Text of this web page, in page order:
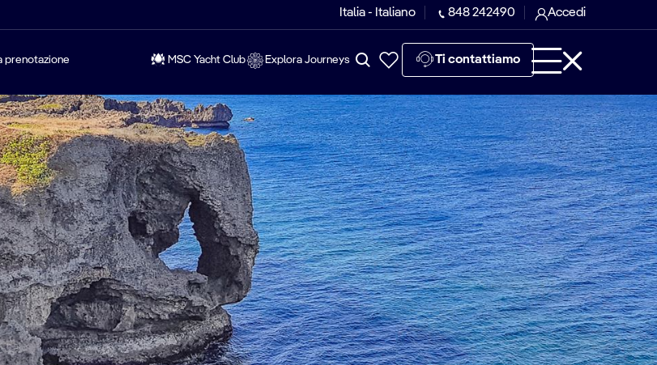
Italia - Italiano 848 242490 Accedi
prenotazione MSC Yacht Club Explora Journeys Ti contattiamo